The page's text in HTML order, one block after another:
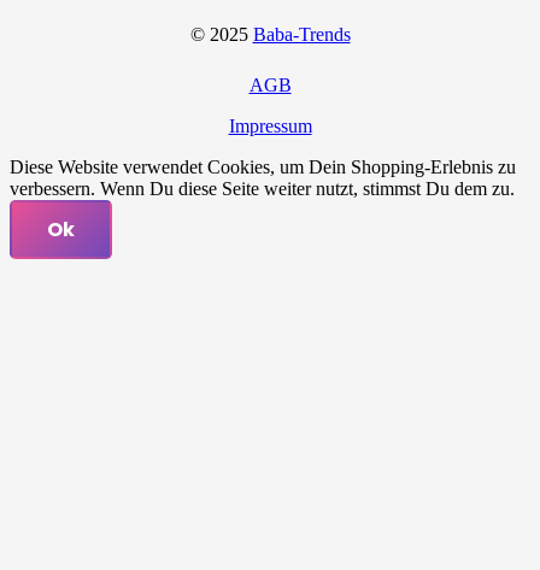
© 2025 Baba-Trends
AGB
Impressum
Diese Website verwendet Cookies, um Dein Shopping-Erlebnis zu
verbessern. Wenn Du diese Seite weiter nutzt, stimmst Du dem zu.
Ok